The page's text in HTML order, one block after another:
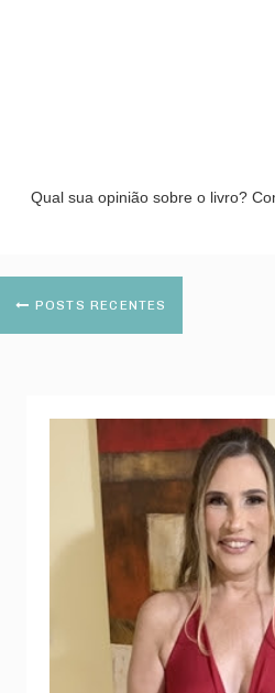
Qual sua opinião sobre o livro?
POSTS RECENTES